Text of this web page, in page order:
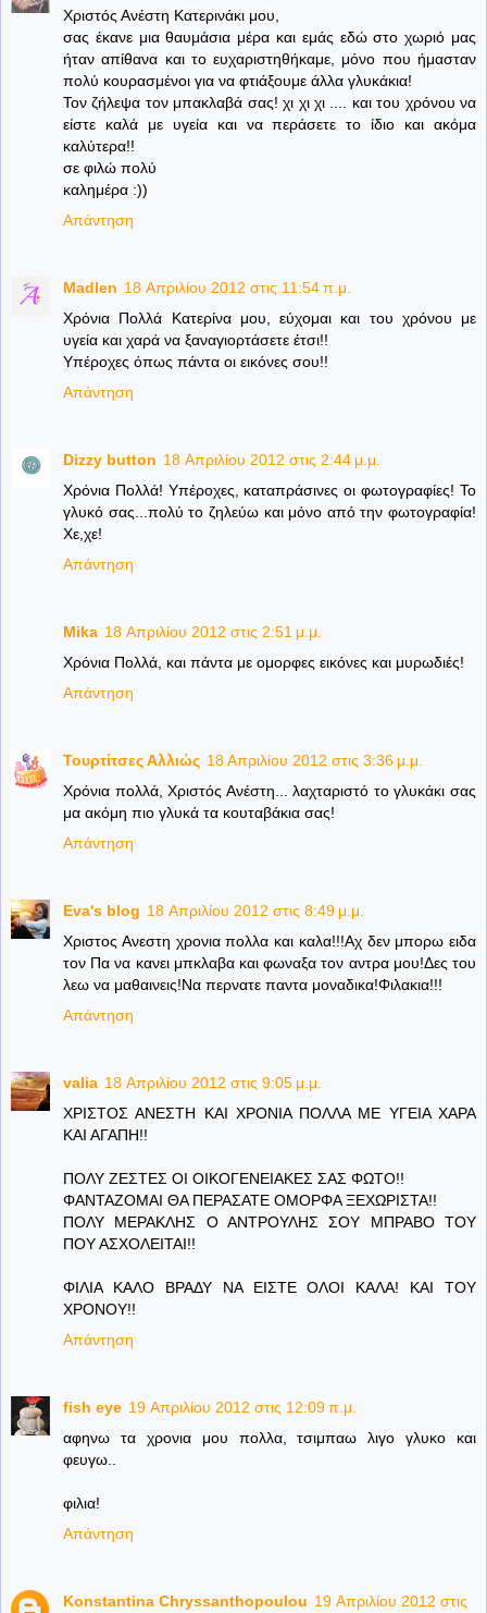
Χριστός Ανέστη Κατερινάκι μου,
σας έκανε μια θαυμάσια μέρα και εμάς εδώ στο χωριό μας
ήταν απίθανα και το ευχαριστηθήκαμε, μόνο που ήμασταν
πολύ κουρασμένοι για να φτιάξουμε άλλα γλυκάκια!
Τον ζήλεψα τον μπακλαβά σας! χι χι χι .... και του χρόνου να
είστε καλά με υγεία και να περάσετε το ίδιο και ακόμα
καλύτερα!!
σε φιλώ πολύ
καλημέρα :))
Απάντηση
Madlen 18 Απριλίου 2012 στις 11:54 π.μ.
Χρόνια Πολλά Κατερίνα μου, εύχομαι και του χρόνου με
υγεία και χαρά να ξαναγιορτάσετε έτσι!!
Υπέροχες όπως πάντα οι εικόνες σου!!
Απάντηση
Dizzy button 18 Απριλίου 2012 στις 2:44 μ.μ.
Χρόνια Πολλά! Υπέροχες, καταπράσινες οι φωτογραφίες! Το
γλυκό σας...πολύ το ζηλεύω και μόνο από την φωτογραφία!
Χε,χε!
Απάντηση
Mika 18 Απριλίου 2012 στις 2:51 μ.μ.
Χρόνια Πολλά, και πάντα με ομορφες εικόνες και μυρωδιές!
Απάντηση
Τουρτίτσες Αλλιώς 18 Απριλίου 2012 στις 3:36 μ.μ.
Χρόνια πολλά, Χριστός Ανέστη... λαχταριστό το γλυκάκι σας
μα ακόμη πιο γλυκά τα κουταβάκια σας!
Απάντηση
Eva's blog 18 Απριλίου 2012 στις 8:49 μ.μ.
Χριστος Ανεστη χρονια πολλα και καλα!!!Αχ δεν μπορω ειδα
τον Πα να κανει μπκλαβα και φωναξα τον αντρα μου!Δες του
λεω να μαθαινεις!Να περνατε παντα μοναδικα!Φιλακια!!!
Απάντηση
valia 18 Απριλίου 2012 στις 9:05 μ.μ.
ΧΡΙΣΤΟΣ ΑΝΕΣΤΗ ΚΑΙ ΧΡΟΝΙΑ ΠΟΛΛΑ ΜΕ ΥΓΕΙΑ ΧΑΡΑ
ΚΑΙ ΑΓΑΠΗ!!
ΠΟΛΥ ΖΕΣΤΕΣ ΟΙ ΟΙΚΟΓΕΝΕΙΑΚΕΣ ΣΑΣ ΦΩΤΟ!!
ΦΑΝΤΑΖΟΜΑΙ ΘΑ ΠΕΡΑΣΑΤΕ ΟΜΟΡΦΑ ΞΕΧΩΡΙΣΤΑ!!
ΠΟΛΥ ΜΕΡΑΚΛΗΣ Ο ΑΝΤΡΟΥΛΗΣ ΣΟΥ ΜΠΡΑΒΟ ΤΟΥ
ΠΟΥ ΑΣΧΟΛΕΙΤΑΙ!!
ΦΙΛΙΑ ΚΑΛΟ ΒΡΑΔΥ ΝΑ ΕΙΣΤΕ ΟΛΟΙ ΚΑΛΑ! ΚΑΙ ΤΟΥ
ΧΡΟΝΟΥ!!
Απάντηση
fish eye 19 Απριλίου 2012 στις 12:09 π.μ.
αφηνω τα χρονια μου πολλα, τσιμπαω λιγο γλυκο και
φευγω..
φιλια!
Απάντηση
Konstantina Chryssanthopoulou 19 Απριλίου 2012 στις